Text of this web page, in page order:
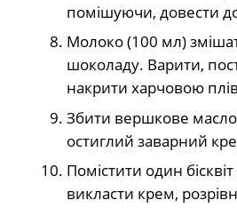
помішуючи, довести
Молоко (100 мл)
шоколаду. Варити,
накрити харчовою
Збити вершкове
остиглий заварний
Помістити один
викласти крем,